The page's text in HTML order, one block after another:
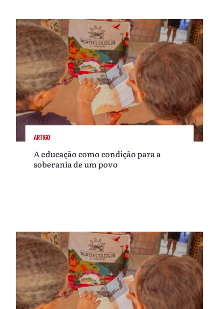
ARTIGO
A educação como condição para a
soberania de um povo